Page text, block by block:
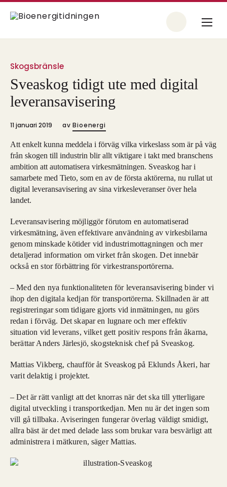
Skogsbränsle
Sveaskog tidigt ute med digital
leveransavisering
11 januari 2019 av Bioenergi
Att enkelt kunna meddela i förväg vilka virkeslass som är på väg
från skogen till industrin blir allt viktigare i takt med branschens
ambition att automatisera virkesmätningen. Sveaskog har i
samarbete med Tieto, som en av de första aktörerna, nu rullat ut
digital leveransavisering av sina virkesleveranser över hela
landet.
Leveransavisering möjliggör förutom en automatiserad
virkesmätning, även effektivare användning av virkesbilarna
genom minskade kötider vid industrimottagningen och mer
detaljerad information om virket från skogen. Det innebär
också en stor förbättring för virkestransportörerna.
– Med den nya funktionaliteten för leveransavisering binder vi
ihop den digitala kedjan för transportörerna. Skillnaden är att
registreringar som tidigare gjorts vid inmätningen, nu görs
redan i förväg. Det skapar en lugnare och mer effektiv
situation vid leverans, vilket gett positiv respons från åkarna,
berättar Anders Järlesjö, skogsteknisk chef på Sveaskog.
Mattias Vikberg, chaufför åt Sveaskog på Eklunds Åkeri, har
varit delaktig i projektet.
– Det är rätt vanligt att det knorras när det ska till ytterligare
digital utveckling i transportkedjan. Men nu är det ingen som
vill gå tillbaka. Aviseringen fungerar överlag väldigt smidigt,
allra bäst är det med delade lass som brukar vara besvärligt att
administrera i mätkuren, säger Mattias.